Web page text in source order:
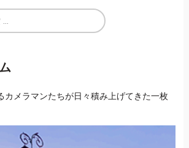
カメラマンたちが日々積み上げてきた一枚